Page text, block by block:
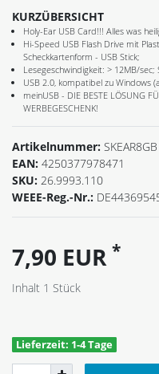
KURZÜBERSICHT
Holy-Ear USB Card!!! Alles was
Hi-Speed USB Flash Drive mit
Scheckkartenform - USB Stick;
Lesegeschwindigkeit: > 12MB/
USB 2.0, kompatibel zu Windows
meinUSB - DIE BESTE LÖSUNG
WERBEGESCHENK!
Artikelnummer: SKEAR8GB
EAN: 4250377978471
SKU: 26.9993.110
WEEE-Reg.-Nr.:
7,90 EUR *
Inhalt 1 Stück
Lieferzeit: 1-4 Tage